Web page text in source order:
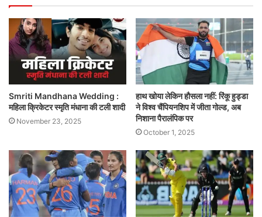
Smriti Mandhana Wedding :
महिला क्रिकेटर स्मृति मंधाना की टली शादी
November 23, 2025
हाथ खोया लेकिन हौसला नहीं: रिंकू हुड्डा
ने विश्व चैंपियनशिप में जीता गोल्ड, अब
निशाना पैरालंपिक पर
October 1, 2025